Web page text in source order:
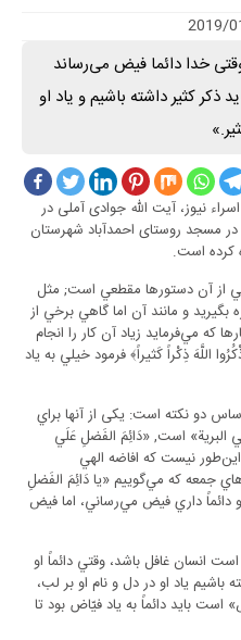
خدا دائما فیض می‌رساند
کثیر داشته باشیم و یاد او
نیوز، آیت الله جوادی آملی در
مسجد روستای احمدآباد شهرستان
کرده است.
از آن دستورها مقطعي است; مثل
بگيريد و مانند آن اما گاهي برخي از
که مي‌فرمايد زياد آن کار را انجام
اللَّهَ ذِکْراً کَثيراً﴾ فرمود خيلي به ياد
دو نکته است: يکی از آنها براي
است, «دَائِمَ الفَضلِ عَلَي
نيست که افاضه الهي
جمعه که مي‌گوييم «يا دَائِمَ الفَضلِ
دائماً داري فيض مي‌رساني، اما فيض
انسان غافل باشد، وقتي دائماً او
باشيم ياد او در دل و نام او بر لب،
است بايد دائماً به ياد فيّاض بود تا